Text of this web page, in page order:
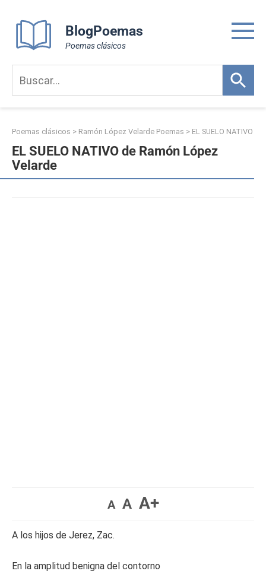
content
BlogPoemas
Poemas clásicos
Poemas clásicos > Ramón López Velarde Poemas > EL SUELO NATIVO
EL SUELO NATIVO de Ramón López
Velarde
A A A+
A los hijos de Jerez, Zac.
En la amplitud benigna del contorno